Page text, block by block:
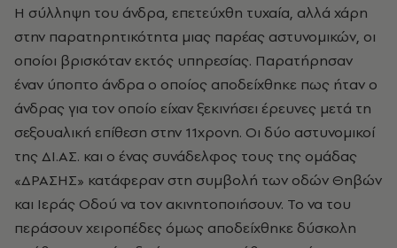
Η σύλληψη του άνδρα, επετεύχθη τυχαία, αλλά χάρη
στην παρατηρητικότητα μιας παρέας αστυνομικών, οι
οποίοι βρισκόταν εκτός υπηρεσίας. Παρατήρησαν
έναν ύποπτο άνδρα ο οποίος αποδείχθηκε πως ήταν ο
άνδρας για τον οποίο είχαν ξεκινήσει έρευνες μετά τη
σεξουαλική επίθεση στην 11χρονη. Οι δύο αστυνομικοί
της ΔΙ.ΑΣ. και ο ένας συνάδελφος τους της ομάδας
«ΔΡΑΣΗΣ» κατάφεραν στη συμβολή των οδών Θηβών
και Ιεράς Οδού να τον ακινητοποιήσουν. Το να του
περάσουν χειροπέδες όμως αποδείχθηκε δύσκολη